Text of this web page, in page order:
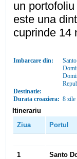
un
este una
cuprinde 14
Imbarcare din:
Santo
Destinatie:
Durata croaziera: 8 zile
Itinerariu
Ziua
Portul
1 Santo